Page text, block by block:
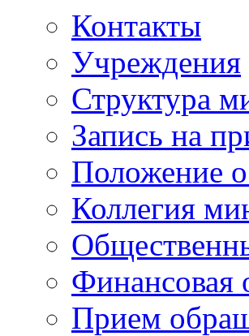
Контакты
Учреждения
Структура
Запись на
Положение
Коллегия
Финансовая
Прием